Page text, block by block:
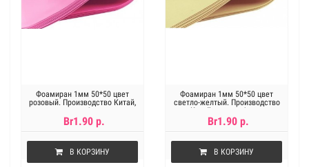
Фоамиран 1мм 50*50 цвет
розовый. Производство Китай,
цена за 1лист
Br1.90 р.
В КОРЗИНУ
Фоамиран 1мм 50*50 цвет
светло-желтый. Производство
Китай, цена за 1лист
Br1.90 р.
В КОРЗИНУ